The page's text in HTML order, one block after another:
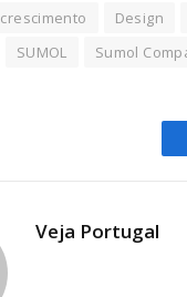
crescimento Design
SUMOL Sumol
Veja Portugal